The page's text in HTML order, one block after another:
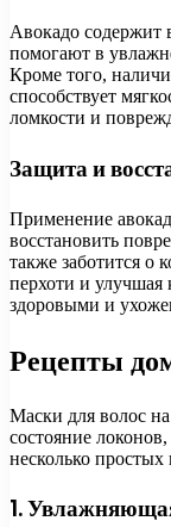
Авокадо
помогают в
Кроме того,
способствует
ломкости и
Защита и
Применение
восстановить
также заботится о
перхоти и улучшая
здоровыми и
Рецепты
Маски для волос
состояние
несколько
1.